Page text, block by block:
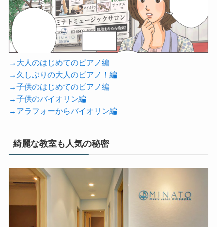
→大人のはじめてのピアノ編
→久しぶりの大人のピアノ！編
→子供のはじめてのピアノ編
→子供のバイオリン編
→アラフォーからバイオリン編
綺麗な教室も人気の秘密